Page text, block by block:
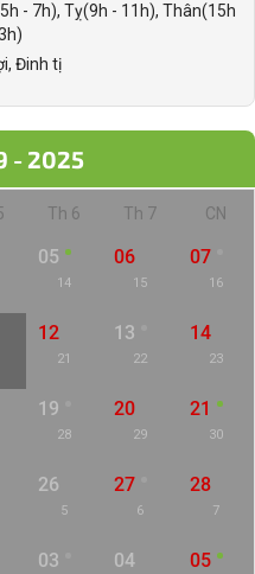
- 7h), Tỵ(9h - 11h), Thân(15h
Đinh tị
- 2025
Th 6 Th 7 CN
05
14
06
15
07
16
12
21
13
22
14
23
19
28
20
29
21
30
26
5
27
6
28
7
03 04 05